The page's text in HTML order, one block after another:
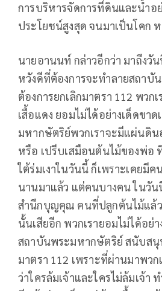
การบริหารจัดการที่ดินและน้ำอ
ประโยชน์สูงสุด จนมาเป็นโคก
นายอานนท์ กล่าวอีกว่า มาถึงวั
หวังดีที่ต้องการจะทำลายสถาบั
ต้องการยกเลิกมาตรา 112 พว
เสื้อแดง ยอมไม่ได้อย่างเด็ดขา
มหากษัตริย์พวกเราจะมีแผ่นดิ
หรือ เปรีบเสมือนต้นไม้ของพ่อ
ใต้ร่มเงาในวันนี้ ก็เพราะเคยมี
นานมาแล้ว แต่คนบางคน ในวัน
สำนึกบุญคุณ คนที่ปลูกต้นไม้แล้
นั้นเสียอีก พวกเรายอมไม่ได้อย่
สถาบันพระมหากษัตริย์ สนับสนุ
มาตรา 112 เพราะที่ผ่านมาพว
ว่าใครล้มเจ้าและใครไม่ล้มเจ้า